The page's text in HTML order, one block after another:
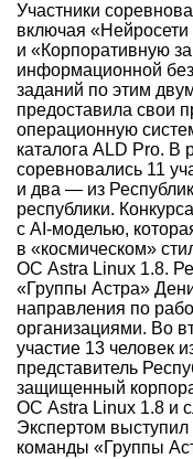
Участники
включая
и «Корпоративную
информационной
заданий по этим
предоставила свои
операционную
каталога ALD Pro. В
соревновались 11
и два — из
республики.
с AI-моделью,
в «космическом»
ОС Astra Linux 1.8.
«Группы Астра»
направления по
организациями. Во
участие 13 человек
представитель
защищенный
ОС Astra Linux 1.8 и
Экспертом
команды «Группы